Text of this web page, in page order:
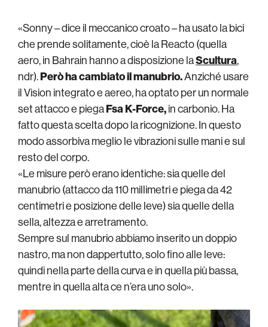
«Sonny – dice il meccanico croato – ha usato la bici
che prende solitamente, cioè la Reacto (quella
aero, in Bahrain hanno a disposizione laScultura,
ndr).Però ha cambiato il manubrio.Anziché usare
il Vision integrato e aereo, ha optato per un normale
set attacco e piegaFsa K-Force,in carbonio. Ha
fatto questa scelta dopo la ricognizione. In questo
modo assorbiva meglio le vibrazioni sulle mani e sul
resto del corpo.
«Le misure però erano identiche: sia quelle del
manubrio (attacco da 110 millimetri e piega da 42
centimetri e posizione delle leve) sia quelle della
sella, altezza e arretramento.
Sempre sul manubrio abbiamo inserito un doppio
nastro, ma non dappertutto, solo fino alle leve:
quindi nella parte della curva e in quella più bassa,
mentre in quella alta ce n’era uno solo».